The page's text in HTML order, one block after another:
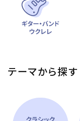
テーマから探す